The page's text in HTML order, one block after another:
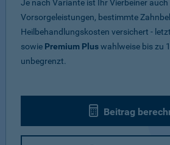
Je nach Variante ist Ihr Vierbeiner
Vorsorgeleistungen, bestimmte
Heilbehandlungskosten versichert -
sowie Premium Pluswahlweise bis zu
unbegrenzt.
Beitrag